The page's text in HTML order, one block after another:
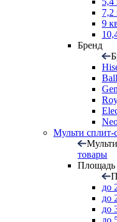
7,2
9
Бренд
Мульти сплит-
товары
до
до
до
до